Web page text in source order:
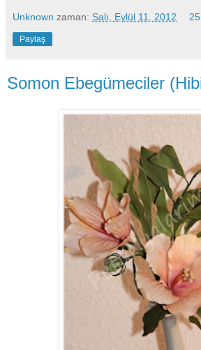
Unknown zaman: Salı, Eylül 11, 2012
Paylaş
Somon Ebegümeciler